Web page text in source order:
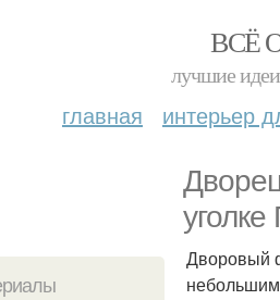
ВСЁ
лучшие идеи
главная интерьер
Дворовый